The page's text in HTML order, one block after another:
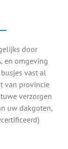
door
en omgeving
vast al
van provincie
verzorgen
uw dakgoten,